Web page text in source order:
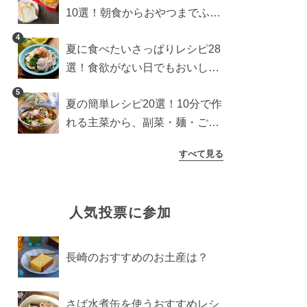
10選！朝食からおやつまでふん
4
夏に食べたいさっぱりレシピ28
選！食欲がない日でもおいしい
5
夏の簡単レシピ20選！10分で作
れる主菜から、副菜・麺・ごは
すべて見る
人気投票に参加
長崎のおすすめのお土産は？
さば水煮缶を使うおすすめレシ